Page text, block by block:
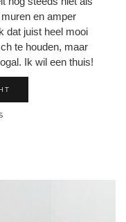
en amper
dat juist heel mooi
te houden, maar
Ik wil een thuis!